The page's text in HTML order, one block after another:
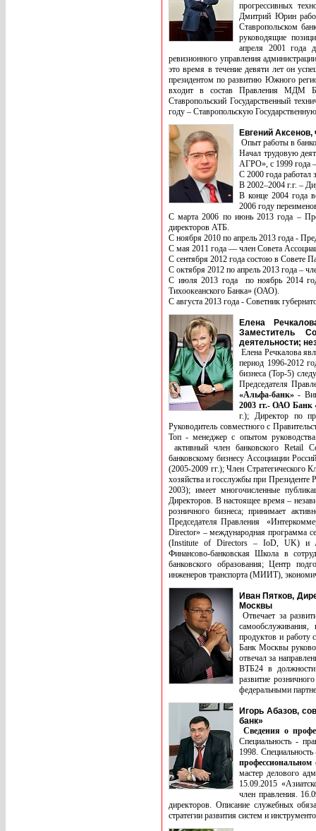
прогрессивных
Дмитрий Юрин
Ставропольском
руководящие
апреля 2001 года
ревизионного управления
это время в течение девяти лет он
президентом по развитию Южного
входит в состав Правления МДМ
Ставропольский Государственный
году – Ставропольскую
Евгений
Опыт работы в
Начал трудовую
АГРО», с 1999 года
С 2000 года
В 2002–2004 г.г. –
В конце 2004 года
2006 году
С марта 2006 по июнь 2013 года –
директоров АТБ.
С ноября 2010 по апрель 2013 года -
С мая 2011 года — член Совета
С сентября 2012 года состою в Совете
С октября 2012 по апрель 2013 года –
С июля 2013 года по ноябрь 2014
Тихоокеанского Банка» (ОАО).
С августа 2013 года - Советник
Елена
Заместитель
деятельности;
Елена Речкалова
период 1996-2012
бизнеса (Тор-5)
Председателя
«Альфа-банк» -
2003 гг.- ОАО Банк
г.); Директор по
Руководитель совместного с
Toп - менеджер с опытом
активный член банковского Retail
банковскому бизнесу Ассоциации
(2005-2009 гг.); Член Стратегического
хозяйства и госслужбы при
2003); имеет многочисленные
Директоров. В настоящее время –
розничного бизнеса; принимает
Председателя Правления
Director» – международная программа
(Institute of Directors – IoD, UK) и
Финансово-банковская Школа в
банковского образования; Центр
инженеров транспорта (МИИТ),
Иван Пятков,
Москвы
Отвечает за
продуктов и работу
Банк Москвы
отвечал за
ВТБ24 в должности
развитие
федеральными
Игорь Абазов,
банк»
Сведения о
Специальность -
1998.
мастер делового
15.09.2015
член правления.
директоров. Описание служебных
стратегии развития систем и